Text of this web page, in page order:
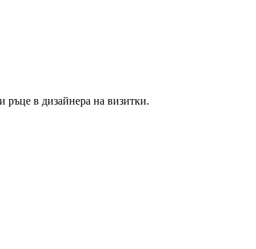
ръце в дизайнера на визитки.